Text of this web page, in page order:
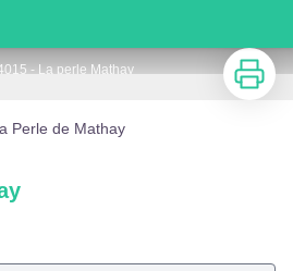
- La perle Mathay
Voir l'image en plein écran
Imprimer
Perle de Mathay